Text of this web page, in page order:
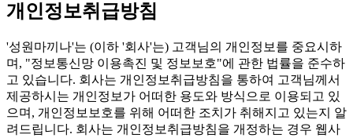
개인정보취급방침
'성원마끼나'는 (이하 '회사'는) 고객님의 개인정보를 중요시하
며, "정보통신망 이용촉진 및 정보보호"에 관한 법률을 준수하
고 있습니다. 회사는 개인정보취급방침을 통하여 고객님께서
제공하시는 개인정보가 어떠한 용도와 방식으로 이용되고 있
으며, 개인정보보호를 위해 어떠한 조치가 취해지고 있는지 알
려드립니다. 회사는 개인정보취급방침을 개정하는 경우 웹사